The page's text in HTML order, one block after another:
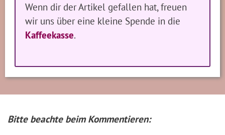
Wenn dir der Artikel gefallen hat, freuen
wir uns über eine kleine Spende in die
Kaffeekasse.
Bitte beachte beim Kommentieren: